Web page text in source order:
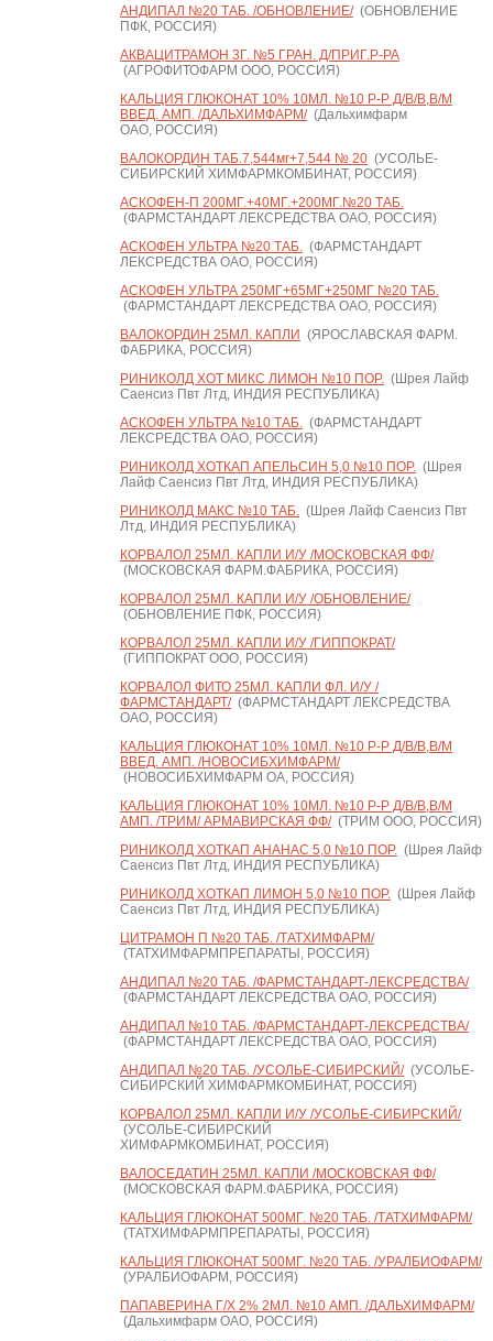
АНДИПАЛ №20 ТАБ. /ОБНОВЛЕНИЕ/(ОБНОВЛЕНИЕ
ПФК, РОССИЯ)
АКВАЦИТРАМОН 3Г. №5 ГРАН. Д/ПРИГ.Р-РА
(АГРОФИТОФАРМ ООО, РОССИЯ)
КАЛЬЦИЯ ГЛЮКОНАТ 10% 10МЛ. №10 Р-Р Д/В/В,В/М
ВВЕД. АМП. /ДАЛЬХИМФАРМ/(Дальхимфарм
ОАО, РОССИЯ)
ВАЛОКОРДИН ТАБ.7,544мг+7,544 № 20(УСОЛЬЕ-
СИБИРСКИЙ ХИМФАРМКОМБИНАТ, РОССИЯ)
АСКОФЕН-П 200МГ.+40МГ.+200МГ.№20 ТАБ.
(ФАРМСТАНДАРТ ЛЕКСРЕДСТВА ОАО, РОССИЯ)
АСКОФЕН УЛЬТРА №20 ТАБ.(ФАРМСТАНДАРТ
ЛЕКСРЕДСТВА ОАО, РОССИЯ)
АСКОФЕН УЛЬТРА 250МГ+65МГ+250МГ №20 ТАБ.
(ФАРМСТАНДАРТ ЛЕКСРЕДСТВА ОАО, РОССИЯ)
ВАЛОКОРДИН 25МЛ. КАПЛИ (ЯРОСЛАВСКАЯ ФАРМ.
ФАБРИКА, РОССИЯ)
РИНИКОЛД ХОТ МИКС ЛИМОН №10 ПОР.(Шрея Лайф
Саенсиз Пвт Лтд, ИНДИЯ РЕСПУБЛИКА)
АСКОФЕН УЛЬТРА №10 ТАБ.(ФАРМСТАНДАРТ
ЛЕКСРЕДСТВА ОАО, РОССИЯ)
РИНИКОЛД ХОТКАП АПЕЛЬСИН 5,0 №10 ПОР.(Шрея
Лайф Саенсиз Пвт Лтд, ИНДИЯ РЕСПУБЛИКА)
РИНИКОЛД МАКС №10 ТАБ.(Шрея Лайф Саенсиз Пвт
Лтд, ИНДИЯ РЕСПУБЛИКА)
КОРВАЛОЛ 25МЛ. КАПЛИ И/У /МОСКОВСКАЯ ФФ/
(МОСКОВСКАЯ ФАРМ.ФАБРИКА, РОССИЯ)
КОРВАЛОЛ 25МЛ. КАПЛИ И/У /ОБНОВЛЕНИЕ/
(ОБНОВЛЕНИЕ ПФК, РОССИЯ)
КОРВАЛОЛ 25МЛ. КАПЛИ И/У /ГИППОКРАТ/
(ГИППОКРАТ ООО, РОССИЯ)
КОРВАЛОЛ ФИТО 25МЛ. КАПЛИ ФЛ. И/У /
ФАРМСТАНДАРТ/(ФАРМСТАНДАРТ ЛЕКСРЕДСТВА
ОАО, РОССИЯ)
КАЛЬЦИЯ ГЛЮКОНАТ 10% 10МЛ. №10 Р-Р Д/В/В,В/М
ВВЕД. АМП. /НОВОСИБХИМФАРМ/
(НОВОСИБХИМФАРМ ОА, РОССИЯ)
КАЛЬЦИЯ ГЛЮКОНАТ 10% 10МЛ. №10 Р-Р Д/В/В,В/М
АМП. /ТРИМ/ АРМАВИРСКАЯ ФФ/(ТРИМ ООО, РОССИЯ)
РИНИКОЛД ХОТКАП АНАНАС 5,0 №10 ПОР.(Шрея Лайф
Саенсиз Пвт Лтд, ИНДИЯ РЕСПУБЛИКА)
РИНИКОЛД ХОТКАП ЛИМОН 5,0 №10 ПОР.(Шрея Лайф
Саенсиз Пвт Лтд, ИНДИЯ РЕСПУБЛИКА)
ЦИТРАМОН П №20 ТАБ. /ТАТХИМФАРМ/
(ТАТХИМФАРМПРЕПАРАТЫ, РОССИЯ)
АНДИПАЛ №20 ТАБ. /ФАРМСТАНДАРТ-ЛЕКСРЕДСТВА/
(ФАРМСТАНДАРТ ЛЕКСРЕДСТВА ОАО, РОССИЯ)
АНДИПАЛ №10 ТАБ. /ФАРМСТАНДАРТ-ЛЕКСРЕДСТВА/
(ФАРМСТАНДАРТ ЛЕКСРЕДСТВА ОАО, РОССИЯ)
АНДИПАЛ №20 ТАБ. /УСОЛЬЕ-СИБИРСКИЙ/(УСОЛЬЕ-
СИБИРСКИЙ ХИМФАРМКОМБИНАТ, РОССИЯ)
КОРВАЛОЛ 25МЛ. КАПЛИ И/У /УСОЛЬЕ-СИБИРСКИЙ/
(УСОЛЬЕ-СИБИРСКИЙ
ХИМФАРМКОМБИНАТ, РОССИЯ)
ВАЛОСЕДАТИН 25МЛ. КАПЛИ /МОСКОВСКАЯ ФФ/
(МОСКОВСКАЯ ФАРМ.ФАБРИКА, РОССИЯ)
КАЛЬЦИЯ ГЛЮКОНАТ 500МГ. №20 ТАБ. /ТАТХИМФАРМ/
(ТАТХИМФАРМПРЕПАРАТЫ, РОССИЯ)
КАЛЬЦИЯ ГЛЮКОНАТ 500МГ. №20 ТАБ. /УРАЛБИОФАРМ/
(УРАЛБИОФАРМ, РОССИЯ)
ПАПАВЕРИНА Г/Х 2% 2МЛ. №10 АМП. /ДАЛЬХИМФАРМ/
(Дальхимфарм ОАО, РОССИЯ)